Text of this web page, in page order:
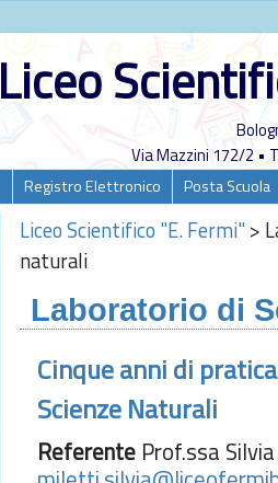
Liceo
Via Mazzini 172/2 •
Registro Elettronico Posta Scuola
Liceo Scientifico "E. Fermi" >
naturali
Laboratorio di
Cinque anni di
Scienze Naturali
ReferenteProf.ssa